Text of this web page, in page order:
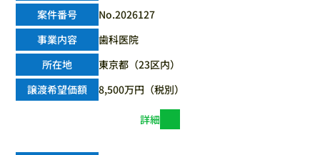
No.2026127
歯科医院
東京都（23区内）
8,500万円（税別）
詳細